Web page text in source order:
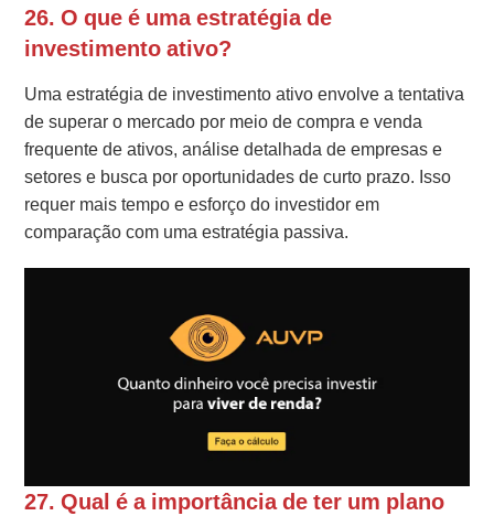
26. O que é uma estratégia de
investimento ativo?
Uma estratégia de investimento ativo envolve a tentativa
de superar o mercado por meio de compra e venda
frequente de ativos, análise detalhada de empresas e
setores e busca por oportunidades de curto prazo. Isso
requer mais tempo e esforço do investidor em
comparação com uma estratégia passiva.
27. Qual é a importância de ter um plano